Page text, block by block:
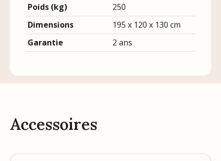
Poids (kg)
250
Dimensions
195 x 120 x 130 cm
Garantie
2 ans
Accessoires